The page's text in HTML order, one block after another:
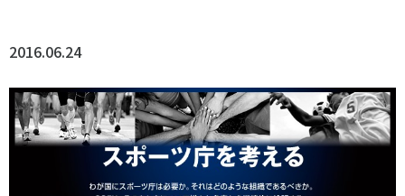
知る学ぶ
ニュース
＃高齢者スポーツ
調査・研究
スポーツライフ・データ
2016.06.24